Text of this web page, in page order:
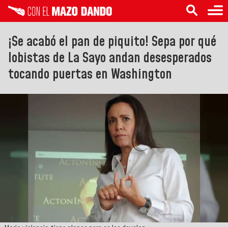
¡Se acabó el pan de piquito! Sepa por qué
lobistas de La Sayo andan desesperados
tocando puertas en Washington